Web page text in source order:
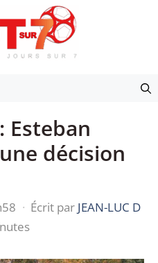
Esteban
décision
· Écrit par JEAN-LUC D